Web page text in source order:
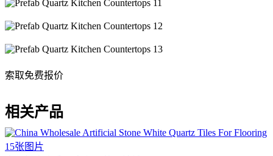
索取免费报价
相关产品
15张图片